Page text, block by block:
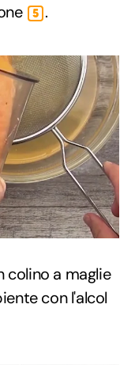
5 .
colino a maglie
con l'alcol